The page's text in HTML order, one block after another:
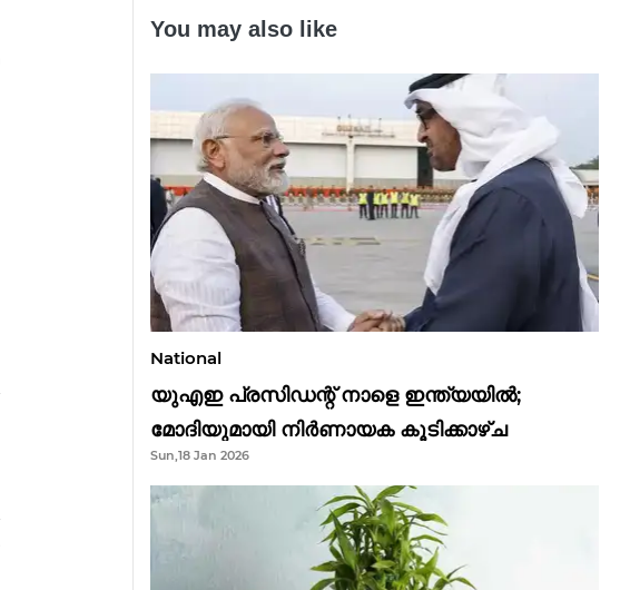
You may also like
National
യുഎഇ പ്രസിഡന്റ് നാളെ ഇന്ത്യയിൽ;
മോദിയുമായി നിർണായക കൂടിക്കാഴ്ച
Sun,18 Jan 2026